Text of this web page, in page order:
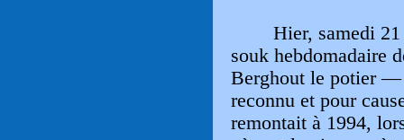
Hier, samedi
souk hebdomadaire
Berghout le potier —
reconnu et pour
remontait à 1994,